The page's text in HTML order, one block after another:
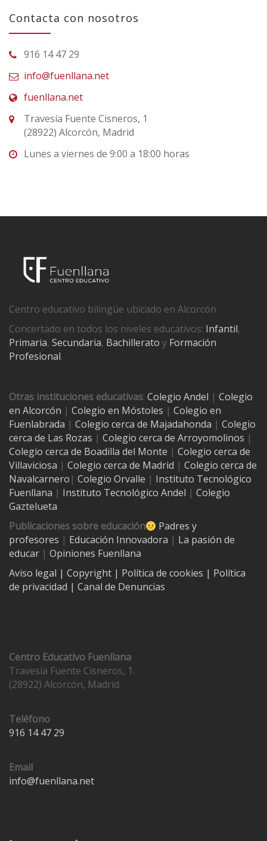
Contacta con nosotros
916 14 47 29
info@fuenllana.net
fuenllana.net
Travesía Fuente Cisneros, 1
(28922) Alcorcón, Madrid
Lunes a viernes de 9:00 a 18:00 horas
Centro educativo bilingüe ubicado en Alcorcón.
Concertado en todos los niveles educativos: Infantil,
Primaria, Secundaria, Bachillerato y Formación
Profesional.
Otras instituciones educativas: Colegio Andel | Colegio
en Alcorcón | Colegio en Móstoles | Colegio en
Fuenlabrada | Colegio cerca de Majadahonda | Colegio
cerca de Las Rozas | Colegio cerca de Arroyomolinos |
Colegio cerca de Boadilla del Monte | Colegio cerca de
Villaviciosa | Colegio cerca de Madrid | Colegio cerca de
Navalcarnero | Colegio Orvalle | Instituto Tecnológico
Fuenllana | Instituto Tecnológico Andel | Colegio
Gaztelueta
Publicaciones sobre educación
Padres y
profesores | Educación Innovadora | La pasión de
educar | Opiniones Fuenllana
Aviso legal | Copyright | Política de cookies | Política
de privacidad | Canal de Denuncias
Centro Educativo Fuenllana
Travesía Fuente Cisneros, 1.
(28922) Alcorcón, Madrid.
Teléfono
916 14 47 29
Email
info@fuenllana.net